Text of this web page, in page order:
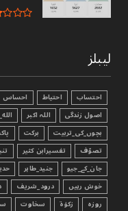
لیبلز
احتساب احتیاط احساس
اصول زندگی
اللہ اکبر
بچوں_کی_تربیت
برکت
تصوّف
تفسیرابن کثیر
جان_کے_جیو
جنید_طاہر
خوش رہیں
درود_شریف
روزہ
زکوٰۃ سخاوت